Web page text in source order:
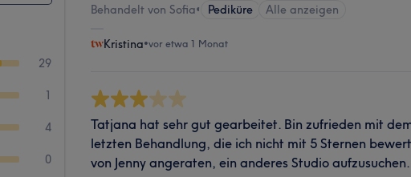
29
1
4
0
Behandelt von Sofia• Pediküre Alle anzeigen
Kristina•vor etwa 1 Monat
Tatjana hat sehr gut gearbeitet. Bin zufrieden mit
letzten Behandlung, die ich nicht mit 5 Sternen
von Jenny angeraten, ein anderes Studio